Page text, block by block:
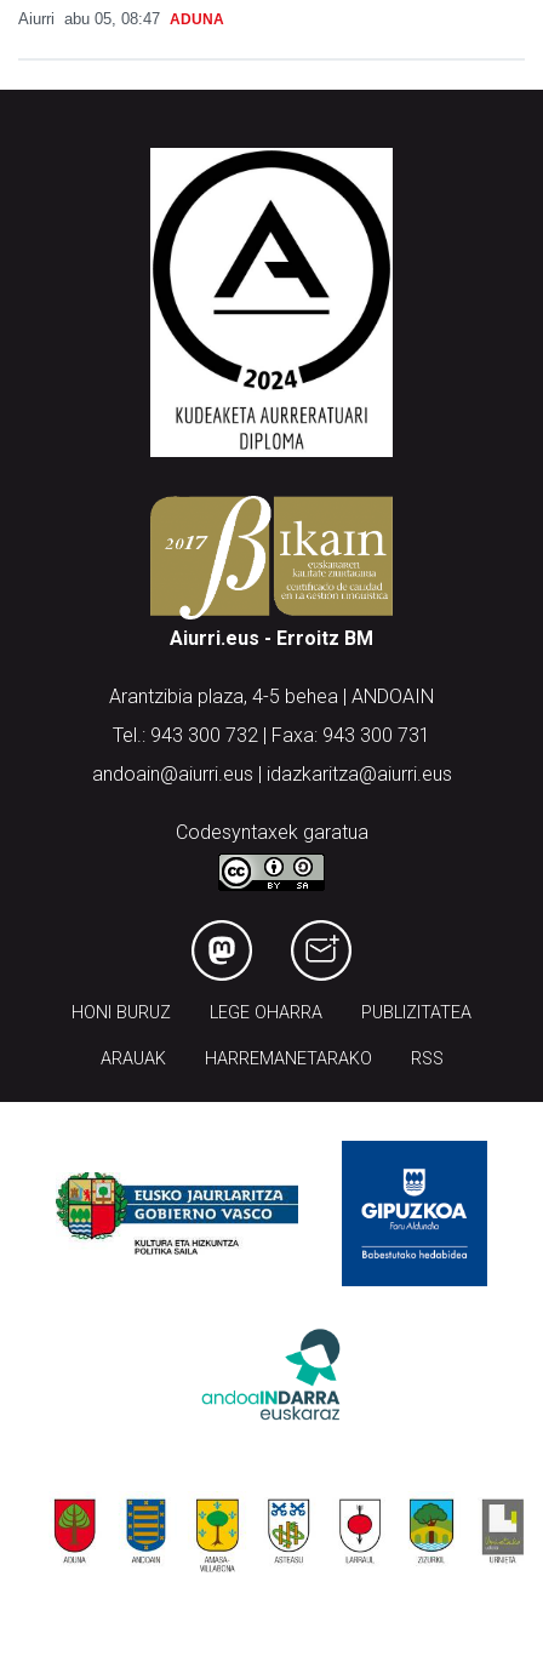
Aiurri abu 05, 08:47 ADUNA
Aiurri.eus - Erroitz BM
Arantzibia plaza, 4-5 behea | ANDOAIN
Tel.: 943 300 732 | Faxa: 943 300 731
andoain@aiurri.eus | idazkaritza@aiurri.eus
Codesyntaxek garatua
HONI BURUZ LEGE OHARRA PUBLIZITATEA
ARAUAK HARREMANETARAKO RSS